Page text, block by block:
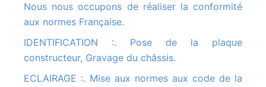
Nous nous occupons de réaliser la conformité
aux normes Française.
IDENTIFICATION :. Pose de la plaque
constructeur, Gravage du châssis.
ECLAIRAGE :. Mise aux normes aux code de la